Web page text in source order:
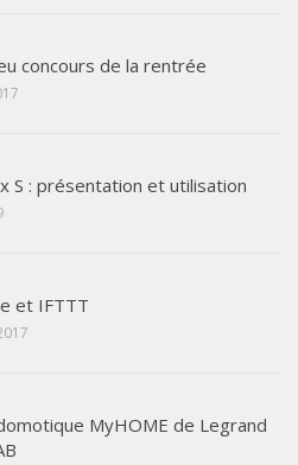
concours de la rentrée
S : présentation et utilisation
et IFTTT
MyHOME de Legrand